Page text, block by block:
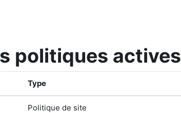
politiques actives
Type
Politique de site